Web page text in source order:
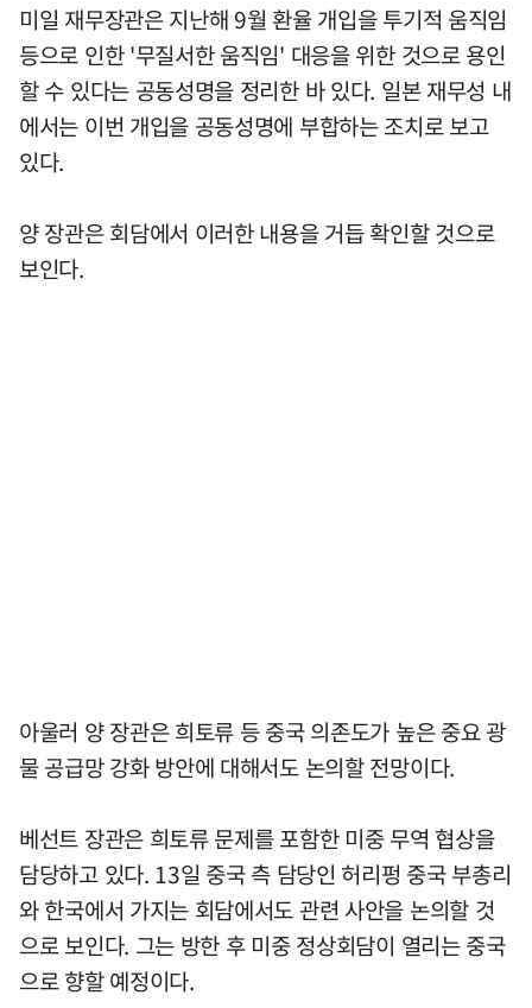
미일 재무장관은 지난해 9월 환율 개입을 투기적 움직임
등으로 인한 '무질서한 움직임' 대응을 위한 것으로 용인
할 수 있다는 공동성명을 정리한 바 있다. 일본 재무성 내
에서는 이번 개입을 공동성명에 부합하는 조치로 보고
있다.
양 장관은 회담에서 이러한 내용을 거듭 확인할 것으로
보인다.
아울러 양 장관은 희토류 등 중국 의존도가 높은 중요 광
물 공급망 강화 방안에 대해서도 논의할 전망이다.
베선트 장관은 희토류 문제를 포함한 미중 무역 협상을
담당하고 있다. 13일 중국 측 담당인 허리펑 중국 부총리
와 한국에서 가지는 회담에서도 관련 사안을 논의할 것
으로 보인다. 그는 방한 후 미중 정상회담이 열리는 중국
으로 향할 예정이다.